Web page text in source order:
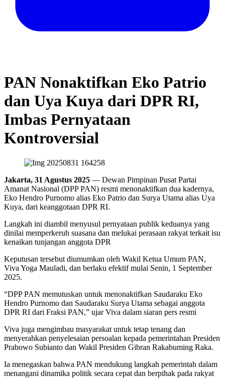
PAN Nonaktifkan Eko Patrio
dan Uya Kuya dari DPR RI,
Imbas Pernyataan
Kontroversial
Jakarta, 31 Agustus 2025 — Dewan Pimpinan Pusat Partai
Amanat Nasional (DPP PAN) resmi menonaktifkan dua kadernya,
Eko Hendro Purnomo alias Eko Patrio dan Surya Utama alias Uya
Kuya, dari keanggotaan DPR RI.
Langkah ini diambil menyusul pernyataan publik keduanya yang
dinilai memperkeruh suasana dan melukai perasaan rakyat terkait isu
kenaikan tunjangan anggota DPR
Keputusan tersebut diumumkan oleh Wakil Ketua Umum PAN,
Viva Yoga Mauladi, dan berlaku efektif mulai Senin, 1 September
2025.
“DPP PAN memutuskan untuk menonaktifkan Saudaraku Eko
Hendro Purnomo dan Saudaraku Surya Utama sebagai anggota
DPR RI dari Fraksi PAN,” ujar Viva dalam siaran pers resmi
Viva juga mengimbau masyarakat untuk tetap tenang dan
menyerahkan penyelesaian persoalan kepada pemerintahan Presiden
Prabowo Subianto dan Wakil Presiden Gibran Rakabuming Raka.
Ia menegaskan bahwa PAN mendukung langkah pemerintah dalam
menangani dinamika politik secara cepat dan berpihak pada rakyat